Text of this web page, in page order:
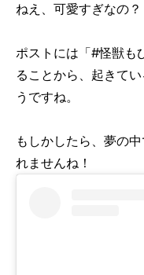
ねえ、可愛すぎなの？
ポストには「#怪獣も
ることから、起きて
うですね。
もしかしたら、夢の
れませんね！